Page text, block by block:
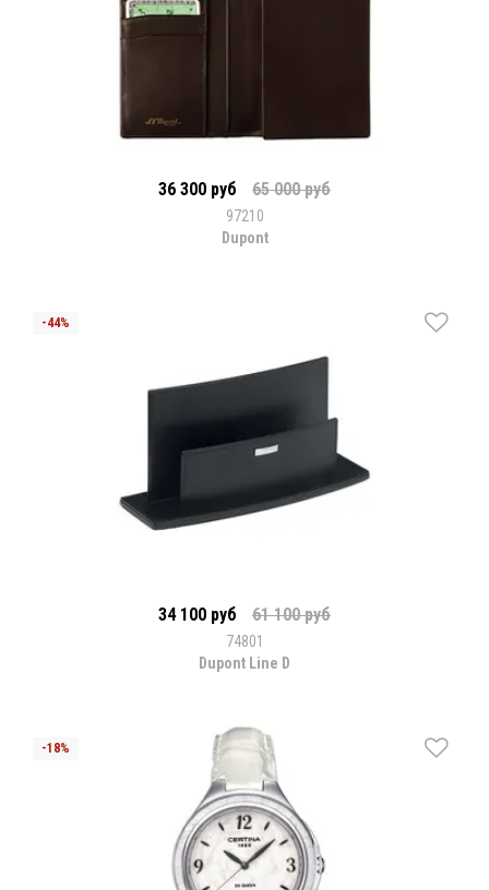
36 300 руб 65 000 руб
97210
Dupont
34 100 руб 61 100 руб
74801
Dupont Line D